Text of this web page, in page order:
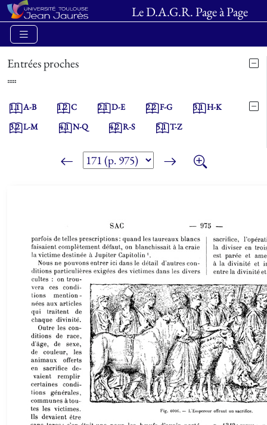
Le D.A.G.R. Page à Page
Entrées proches
1.1A-B 1.2C 2.1D-E 2.2F-G 3.1H-K
3.2L-M 4.1N-Q 4.2R-S 5.1T-Z